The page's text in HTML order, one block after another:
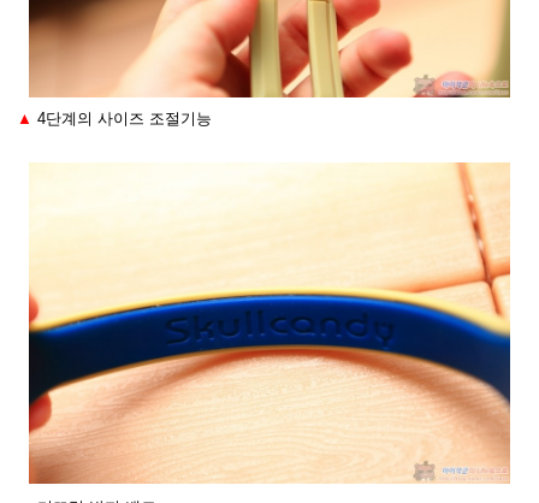
▲ 4단계의 사이즈 조절기능